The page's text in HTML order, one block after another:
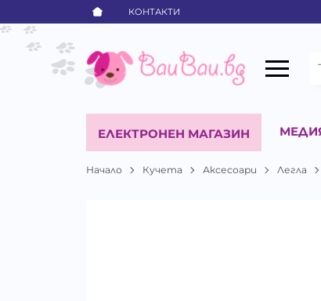
КОНТАКТИ
ЕЛЕКТРОНЕН МАГАЗИН
Начало Кучета Аксесоари Легла